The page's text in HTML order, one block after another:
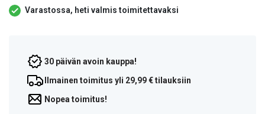
Varastossa, heti valmis toimitettavaksi
30 päivän avoin kauppa!
Ilmainen toimitus yli 29,99 € tilauksiin
Nopea toimitus!